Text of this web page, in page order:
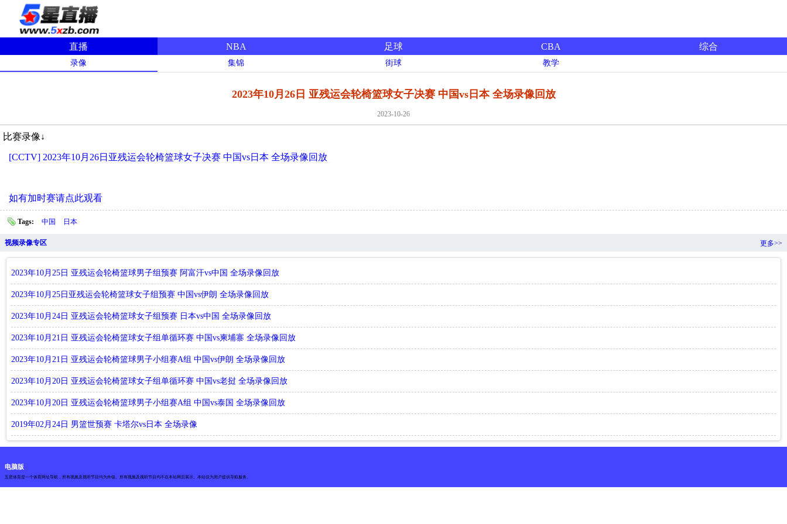
直播 NBA 足球 CBA 综合
录像 集锦 街球 教学
2023年10月26日 亚残运会轮椅篮球女子决赛 中国vs日本 全场录像回放
2023-10-26
比赛录像↓
[CCTV] 2023年10月26日亚残运会轮椅篮球女子决赛 中国vs日本 全场录像回放
如有加时赛请点此观看
Tags: 中国 日本
视频录像专区 更多>>
2023年10月25日 亚残运会轮椅篮球男子组预赛 阿富汗vs中国 全场录像回放
2023年10月25日亚残运会轮椅篮球女子组预赛 中国vs伊朗 全场录像回放
2023年10月24日 亚残运会轮椅篮球女子组预赛 日本vs中国 全场录像回放
2023年10月21日 亚残运会轮椅篮球女子组单循环赛 中国vs柬埔寨 全场录像回放
2023年10月21日 亚残运会轮椅篮球男子小组赛A组 中国vs伊朗 全场录像回放
2023年10月20日 亚残运会轮椅篮球女子组单循环赛 中国vs老挝 全场录像回放
2023年10月20日 亚残运会轮椅篮球男子小组赛A组 中国vs泰国 全场录像回放
2019年02月24日 男篮世预赛 卡塔尔vs日本 全场录像
电脑版
五星体育是一个体育网址导航，所有视频及视听节目均为外链。所有视频及视听节目均不在本站网页展示。本站仅为用户提供导航服务。